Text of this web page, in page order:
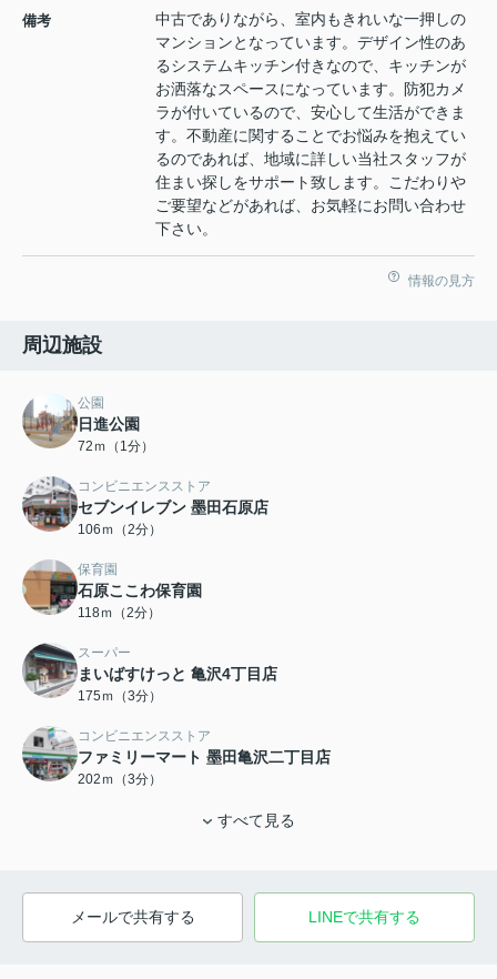
備考
中古でありながら、室内もきれいな一押しの
マンションとなっています。デザイン性のあ
るシステムキッチン付きなので、キッチンが
お洒落なスペースになっています。防犯カメ
ラが付いているので、安心して生活ができま
す。不動産に関することでお悩みを抱えてい
るのであれば、地域に詳しい当社スタッフが
住まい探しをサポート致します。こだわりや
ご要望などがあれば、お気軽にお問い合わせ
下さい。
情報の見方
周辺施設
公園
日進公園
72ｍ（1分）
コンビニエンスストア
セブンイレブン 墨田石原店
106ｍ（2分）
保育園
石原ここわ保育園
118ｍ（2分）
スーパー
まいばすけっと 亀沢4丁目店
175ｍ（3分）
コンビニエンスストア
ファミリーマート 墨田亀沢二丁目店
202ｍ（3分）
すべて見る
メールで共有する LINEで共有する